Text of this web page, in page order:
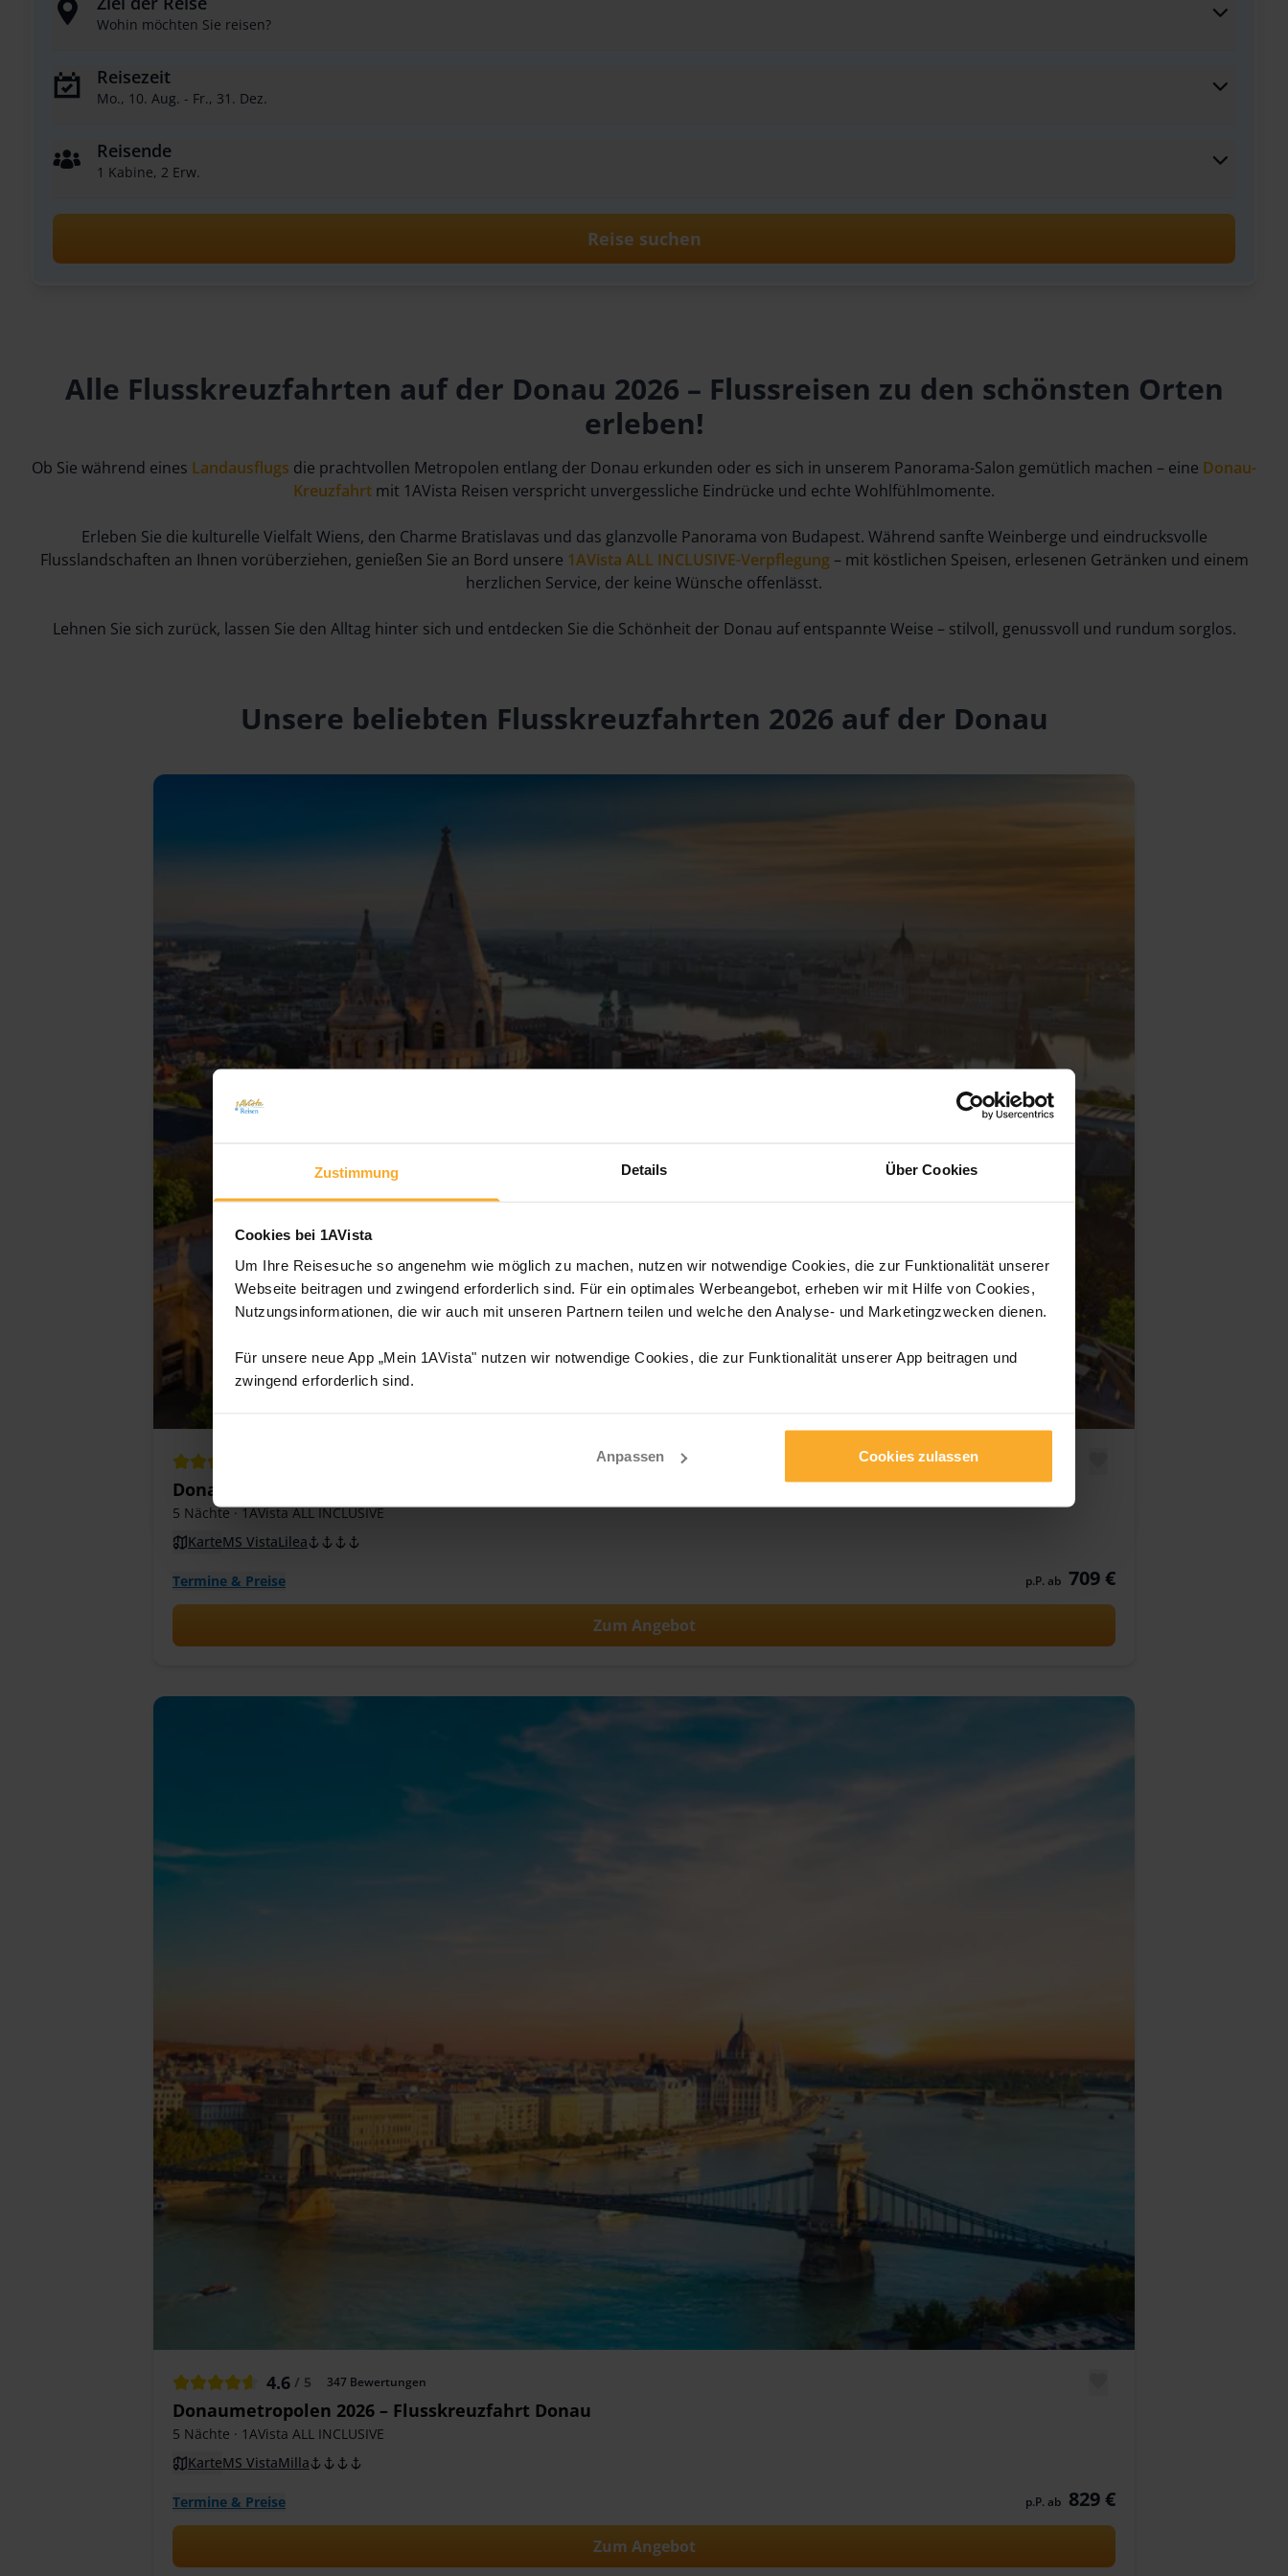
Zustimmung Details Über Cookies
Cookies bei 1AVista
Um Ihre Reisesuche so angenehm wie möglich zu machen, nutzen wir notwendige Cookies, die zur Funktionalität unserer
Webseite beitragen und zwingend erforderlich sind. Für ein optimales Werbeangebot, erheben wir mit Hilfe von Cookies,
Nutzungsinformationen, die wir auch mit unseren Partnern teilen und welche den Analyse- und Marketingzwecken dienen.
Für unsere neue App „Mein 1AVista" nutzen wir notwendige Cookies, die zur Funktionalität unserer App beitragen und
zwingend erforderlich sind.
Anpassen Cookies zulassen
Wohin möchten Sie reisen?
Reisezeit
Mo., 10. Aug. - Fr., 31. Dez.
Reisende
1 Kabine, 2 Erw.
Reise suchen
Alle Flusskreuzfahrten auf der Donau 2026 – Flussreisen zu den schönsten Orten
erleben!
Ob Sie während eines Landausflugs die prachtvollen Metropolen entlang der Donau erkunden oder es sich in unserem Panorama-Salon gemütlich machen – eine Donau-
Kreuzfahrt mit 1AVista Reisen verspricht unvergessliche Eindrücke und echte Wohlfühlmomente.
Erleben Sie die kulturelle Vielfalt Wiens, den Charme Bratislavas und das glanzvolle Panorama von Budapest. Während sanfte Weinberge und eindrucksvolle
Flusslandschaften an Ihnen vorüberziehen, genießen Sie an Bord unsere 1AVista ALL INCLUSIVE-Verpflegung– mit köstlichen Speisen, erlesenen Getränken und einem
herzlichen Service, der keine Wünsche offenlässt.
Lehnen Sie sich zurück, lassen Sie den Alltag hinter sich und entdecken Sie die Schönheit der Donau auf entspannte Weise – stilvoll, genussvoll und rundum sorglos.
Unsere beliebten Flusskreuzfahrten 2026 auf der Donau
Donaumetropolen 2026 – Flusskreuzfahrt Donau
5 Nächte· 1AVista ALL INCLUSIVE
KarteMS VistaLilea
Termine & Preise p.P. ab 709 €
Zum Angebot
4.6 / 5 347 Bewertungen
Donaumetropolen 2026 – Flusskreuzfahrt Donau
5 Nächte · 1AVista ALL INCLUSIVE
KarteMS VistaMilla
Termine & Preise p.P. ab 829 €
Zum Angebot